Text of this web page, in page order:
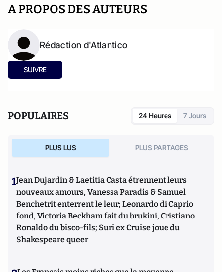
A PROPOS DES AUTEURS
Rédaction d'Atlantico
SUIVRE
POPULAIRES 24 Heures 7 Jours
PLUS LUS PLUS PARTAGES
1Jean Dujardin & Laetitia Casta étrennent leurs
nouveaux amours, Vanessa Paradis & Samuel
Benchetrit enterrent le leur; Leonardo di Caprio
fond, Victoria Beckham fait du brukini, Cristiano
Ronaldo du bisco-fils; Suri ex Cruise joue du
Shakespeare queer